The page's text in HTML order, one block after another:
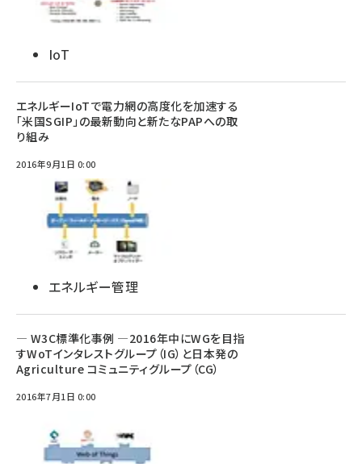
IoT
エネルギーIoTで電力網の高度化を加速する
「米国SGIP」の最新動向と新たなPAPへの取
り組み
2016年9月1日 0:00
エネルギー管理
― W3C標準化事例 ―2016年中にWGを目指
すWoTインタレストグループ（IG）と日本発の
Agriculture コミュニティグループ（CG）
2016年7月1日 0:00